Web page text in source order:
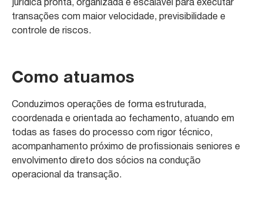
jurídica pronta, organizada e escalável para executar
transações com maior velocidade, previsibilidade e
controle de riscos.
Como atuamos
Conduzimos operações de forma estruturada,
coordenada e orientada ao fechamento, atuando em
todas as fases do processo com rigor técnico,
acompanhamento próximo de profissionais seniores e
envolvimento direto dos sócios na condução
operacional da transação.